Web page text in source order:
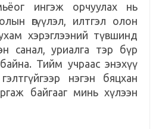
ингэж орчуулах нь
өгүүлэл, илтгэл олон
хэрэглээний түвшинд
санал, уриалга тэр бүр
Тийм учраас энэхүү
нэгэн бяцхан
байгааг минь хүлээн